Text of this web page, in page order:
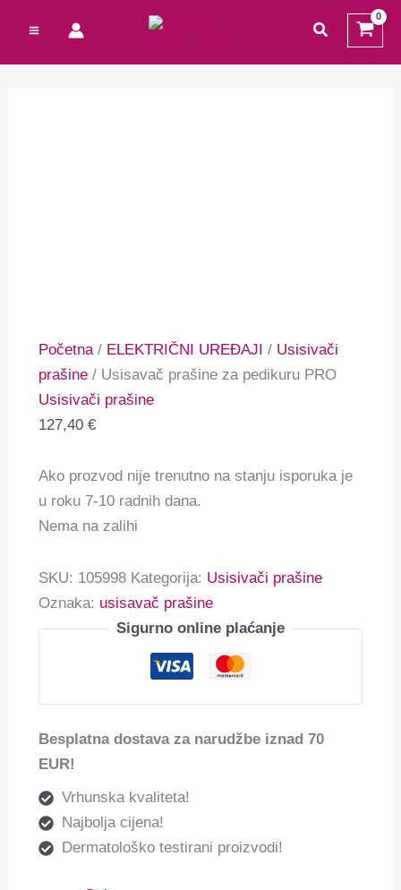
sadržaj
traži
Početna / ELEKTRIČNI UREĐAJI / Usisivači
prašine / Usisavač prašine za pedikuru PRO
Usisivači prašine
127,40€
Ako prozvod nije trenutno na stanju isporuka je
u roku 7-10 radnih dana.
Nema na zalihi
SKU: 105998 Kategorija: Usisivači prašine
Oznaka: usisavač prašine
Sigurno online plaćanje
Besplatna dostava za narudžbe iznad 70
EUR!
Vrhunska kvaliteta!
Najbolja cijena!
Dermatološko testirani proizvodi!
Total: